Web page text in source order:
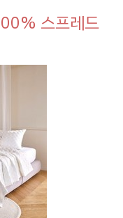
스프레드